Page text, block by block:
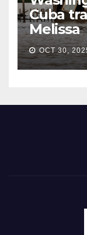
Cuba
Melissa
OCT 30,